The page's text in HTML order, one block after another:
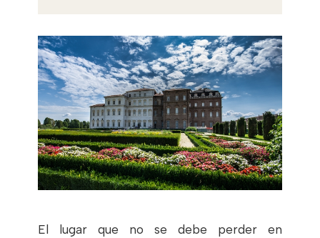
El lugar que no se debe perder en